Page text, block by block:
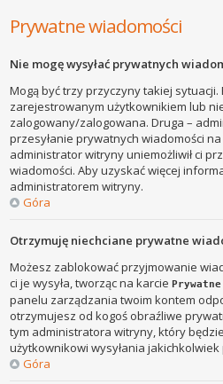
Prywatne wiadomości
Nie mogę wysyłać prywatnych
Mogą być trzy przyczyny takiej
zarejestrowanym użytkownikiem lub
zalogowany/zalogowana. Druga –
przesyłanie prywatnych wiadomości na
administrator witryny uniemożliwił ci
wiadomości. Aby uzyskać więcej
administratorem witryny.
Góra
Otrzymuję niechciane prywatne
Możesz zablokować przyjmowanie
ci je wysyła, tworząc na karcie
panelu zarządzania twoim kontem
otrzymujesz od kogoś obraźliwe
tym administratora witryny, który
użytkownikowi wysyłania
Góra